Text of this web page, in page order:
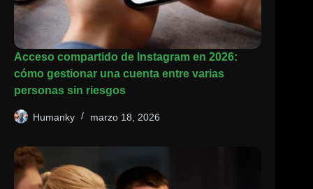
Acceso compartido de Instagram en 2026:
cómo gestionar una cuenta entre varias
personas sin riesgos
Humanky marzo 18, 2026